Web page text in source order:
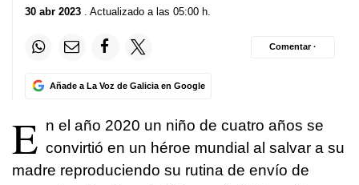
30 abr 2023 . Actualizado a las 05:00 h.
Añade a La Voz de Galicia en Google
Comentar ·
E n el año 2020 un niño de cuatro años se
convirtió en un héroe mundial al salvar a su
madre reproduciendo su rutina de envío de